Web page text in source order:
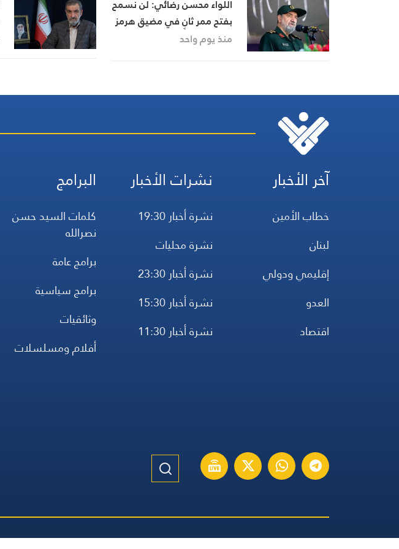
اللواء محسن رضائي: لن نسمح
بفتح ممر ثانٍ في مضيق هرمز
منذ يوم واحد
آخر الأخبار
خطاب الأمين
لبنان
إقليمي ودولي
العدو
اقتصاد
نشرات الأخبار
نشرة أخبار 19:30
نشرة محليات
نشرة أخبار 23:30
نشرة أخبار 15:30
نشرة أخبار 11:30
البرامج
كلمات السيد حسن
نصرالله
برامج عامة
برامج سياسية
وثائقيات
أفلام ومسلسلات